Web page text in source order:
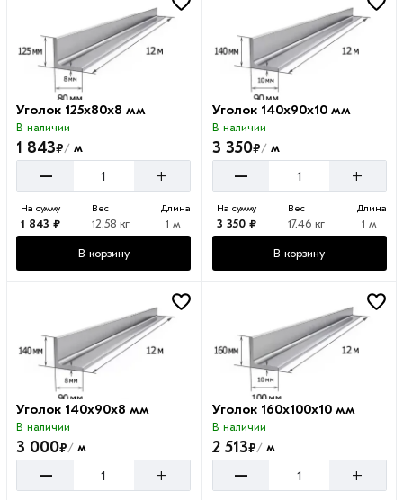
Уголок 125х80х8 мм
В наличии
1 843₽/ м
– +
На сумму
1 843 ₽
Вес
12.58 кг
Длина
1 м
В корзину
Уголок 140х90х10 мм
В наличии
3 350₽/м
– +
На сумму
3 350 ₽
Вес
17.46 кг
Длина
1 м
В корзину
Уголок 140х90х8 мм
В наличии
3 000₽/ м
– +
Уголок 160х100х10 мм
В наличии
2 513₽/м
– +